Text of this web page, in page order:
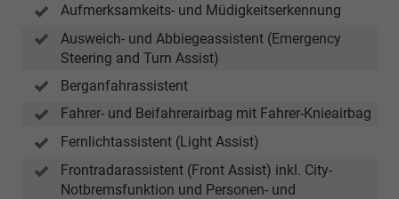
Aufmerksamkeits- und Müdigkeitserkennung
Ausweich- und Abbiegeassistent (Emergency
Steering and Turn Assist)
Berganfahrassistent
Fahrer- und Beifahrerairbag mit Fahrer-Knieairbag
Fernlichtassistent (Light Assist)
Frontradarassistent (Front Assist) inkl. City-
Notbremsfunktion und Personen- und